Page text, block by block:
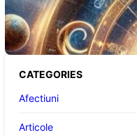
CATEGORIES
Afectiuni
Articole